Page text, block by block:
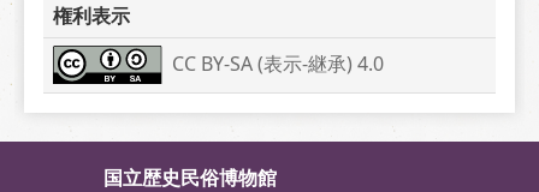
権利表示
CC BY-SA (表示-継承) 4.0
国立歴史民俗博物館